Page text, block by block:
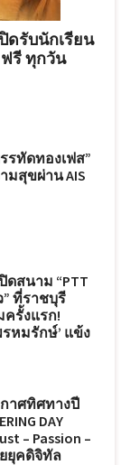
ดรับนักเรียน
รี ทุกวัน
รทัดทองเฟส”
สุขผ่าน AIS
ปิดสนาม “PTT
ที่ราชบุรี
ครั้งแรก!
หมรักษ์’ แข้ง
าศทิศทางปี
DAY
– Passion –
ยุคดิจิทัล